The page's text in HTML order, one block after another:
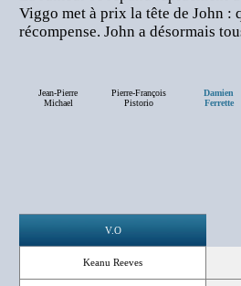
Viggo met à prix la tête de John :
récompense. John a désormais
Jean-Pierre
Michael
Pierre-François
Pistorio
Damien
Ferrette
V.O
Keanu Reeves